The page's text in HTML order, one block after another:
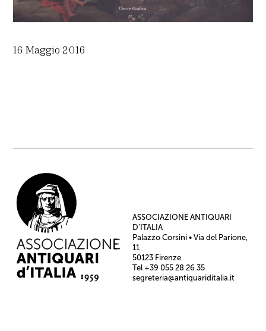
16 Maggio 2016
ASSOCIAZIONE ANTIQUARI
D’ITALIA
Palazzo Corsini • Via del Parione,
11
50123 Firenze
Tel +39 055 28 26 35
segreteria@antiquariditalia.it